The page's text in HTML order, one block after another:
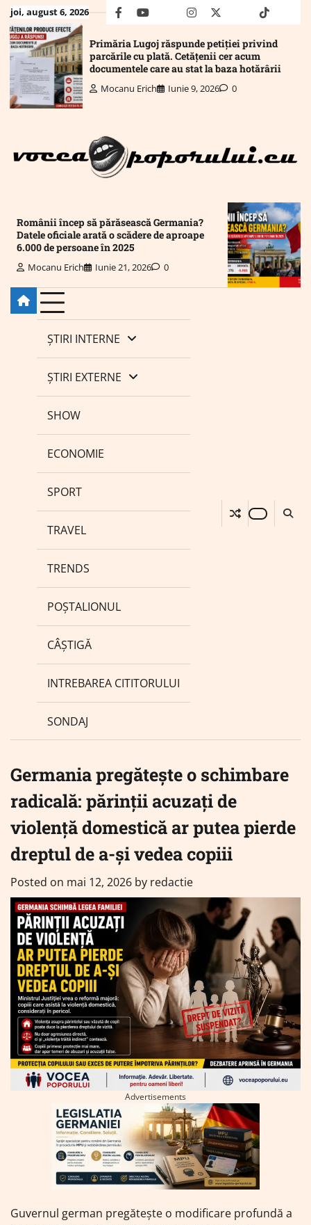
Skip
to
content
joi, august 6, 2026 facebookyoutubeMailinstagram
twitter truthtiktok
Primăria Lugoj răspunde petiției privind
parcările cu plată. Cetățenii cer acum
documentele care au stat la baza hotărârii
Mocanu Erich Iunie 9, 2026 0
Românii încep să părăsească Germania?
Datele oficiale arată o scădere de aproape
6.000 de persoane în 2025
Mocanu Erich Iunie 21, 2026 0
ȘTIRI INTERNE
ȘTIRI EXTERNE
SHOW
ECONOMIE
SPORT
TRAVEL
TRENDS
POȘTALIONUL
CÂȘTIGĂ
INTREBAREA CITITORULUI
SONDAJ
Germania pregătește o schimbare
radicală: părinții acuzați de
violență domestică ar putea pierde
dreptul de a-și vedea copiii
Posted on mai 12, 2026 by redactie
Advertisements
Guvernul german pregătește o modificare profundă a